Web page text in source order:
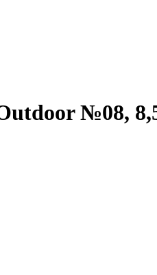
№08,